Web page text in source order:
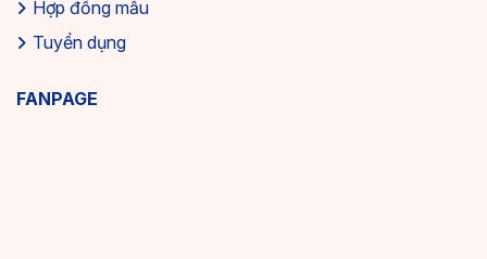
Hợp đồng mẫu
Tuyển dụng
FANPAGE